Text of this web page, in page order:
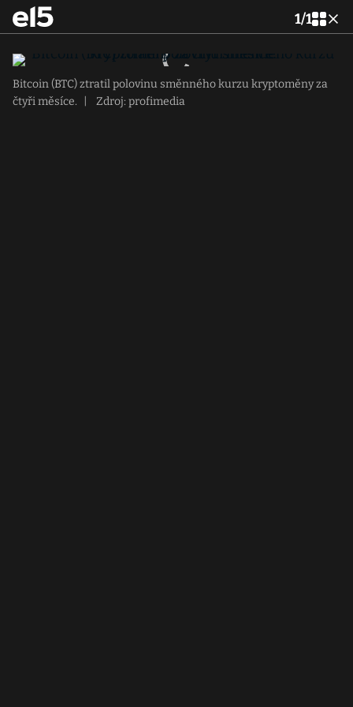
1/1
Bitcoin (BTC) ztratil polovinu směnného kurzu kryptoměny za
čtyři měsíce.
Zdroj: profimedia